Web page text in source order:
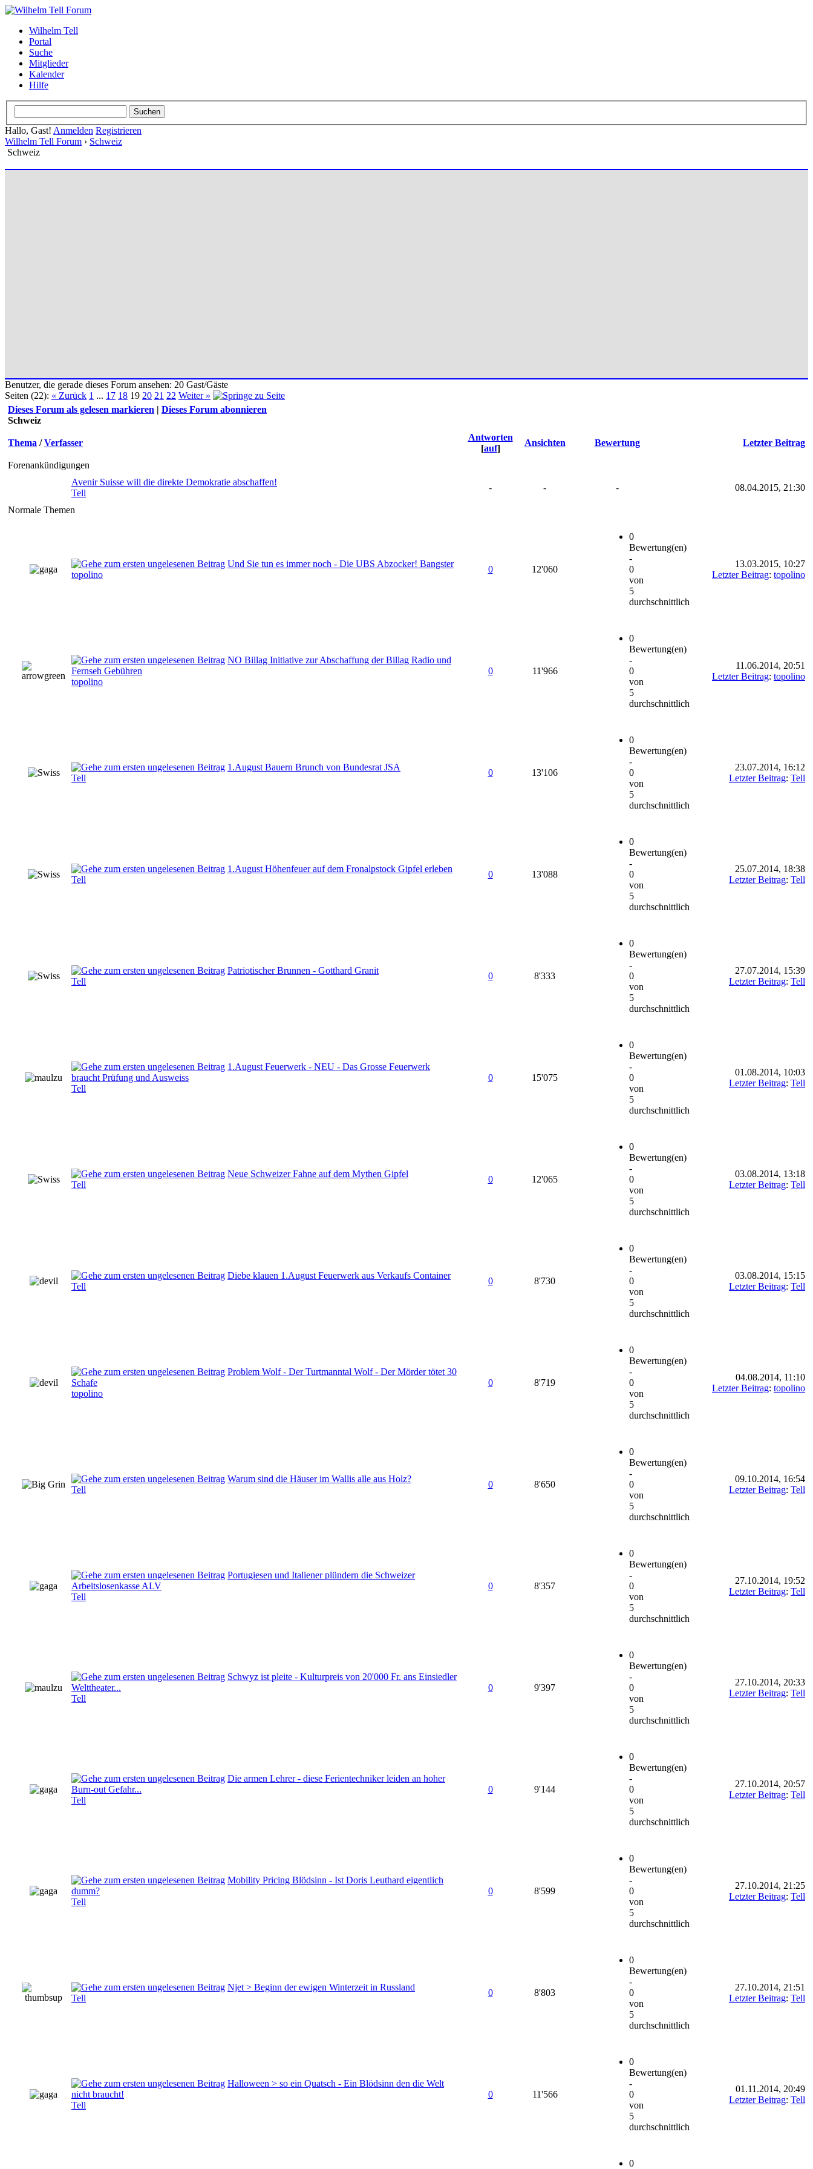
Wilhelm Tell
Portal
Suche
Mitglieder
Kalender
Hilfe
Hallo, Gast! Anmelden Registrieren
Wilhelm Tell Forum › Schweiz
Schweiz
Benutzer, die gerade dieses Forum ansehen: 20 Gast/Gäste
Seiten (22): « Zurück 1 ... 17 18 19 20 21 22 Weiter »
Dieses Forum als gelesen markieren | Dieses Forum abonnieren
Schweiz
Thema /Verfasser
Antworten
[auf]
Ansichten Bewertung Letzter Beitrag
Forenankündigungen
Avenir Suisse will die direkte Demokratie abschaffen!
Tell
- - - 08.04.2015, 21:30
Normale Themen
Und Sie tun es immer noch - Die UBS Abzocker! Bangster
topolino
0 12'060
0
Bewertung(en)
-
0
von
5
durchschnittlich
13.03.2015, 10:27
Letzter Beitrag: topolino
NO Billag Initiative zur Abschaffung der Billag Radio und
Fernseh Gebühren
topolino
0 11'966
0
Bewertung(en)
-
0
von
5
durchschnittlich
11.06.2014, 20:51
Letzter Beitrag: topolino
1.August Bauern Brunch von Bundesrat JSA
Tell
0 13'106
0
Bewertung(en)
-
0
von
5
durchschnittlich
23.07.2014, 16:12
Letzter Beitrag: Tell
1.August Höhenfeuer auf dem Fronalpstock Gipfel erleben
Tell
0 13'088
0
Bewertung(en)
-
0
von
5
durchschnittlich
25.07.2014, 18:38
Letzter Beitrag: Tell
Patriotischer Brunnen - Gotthard Granit
Tell
0 8'333
0
Bewertung(en)
-
0
von
5
durchschnittlich
27.07.2014, 15:39
Letzter Beitrag: Tell
1.August Feuerwerk - NEU - Das Grosse Feuerwerk
braucht Prüfung und Ausweiss
Tell
0 15'075
0
Bewertung(en)
-
0
von
5
durchschnittlich
01.08.2014, 10:03
Letzter Beitrag: Tell
Neue Schweizer Fahne auf dem Mythen Gipfel
Tell
0 12'065
0
Bewertung(en)
-
0
von
5
durchschnittlich
03.08.2014, 13:18
Letzter Beitrag: Tell
Diebe klauen 1.August Feuerwerk aus Verkaufs Container
Tell
0 8'730
0
Bewertung(en)
-
0
von
5
durchschnittlich
03.08.2014, 15:15
Letzter Beitrag: Tell
Problem Wolf - Der Turtmanntal Wolf - Der Mörder tötet 30
Schafe
topolino
0 8'719
0
Bewertung(en)
-
0
von
5
durchschnittlich
04.08.2014, 11:10
Letzter Beitrag: topolino
Warum sind die Häuser im Wallis alle aus Holz?
Tell
0 8'650
0
Bewertung(en)
-
0
von
5
durchschnittlich
09.10.2014, 16:54
Letzter Beitrag: Tell
Portugiesen und Italiener plündern die Schweizer
Arbeitslosenkasse ALV
Tell
0 8'357
0
Bewertung(en)
-
0
von
5
durchschnittlich
27.10.2014, 19:52
Letzter Beitrag: Tell
Schwyz ist pleite - Kulturpreis von 20'000 Fr. ans Einsiedler
Welttheater...
Tell
0 9'397
0
Bewertung(en)
-
0
von
5
durchschnittlich
27.10.2014, 20:33
Letzter Beitrag: Tell
Die armen Lehrer - diese Ferientechniker leiden an hoher
Burn-out Gefahr...
Tell
0 9'144
0
Bewertung(en)
-
0
von
5
durchschnittlich
27.10.2014, 20:57
Letzter Beitrag: Tell
Mobility Pricing Blödsinn - Ist Doris Leuthard eigentlich
dumm?
Tell
0 8'599
0
Bewertung(en)
-
0
von
5
durchschnittlich
27.10.2014, 21:25
Letzter Beitrag: Tell
Njet > Beginn der ewigen Winterzeit in Russland
Tell
0 8'803
0
Bewertung(en)
-
0
von
5
durchschnittlich
27.10.2014, 21:51
Letzter Beitrag: Tell
Halloween > so ein Quatsch - Ein Blödsinn den die Welt
nicht braucht!
Tell
0 11'566
0
Bewertung(en)
-
0
von
5
durchschnittlich
01.11.2014, 20:49
Letzter Beitrag: Tell
0